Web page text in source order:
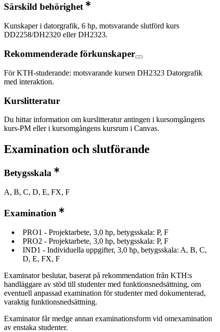
Särskild behörighet
Kunskaper i datorgrafik, 6 hp, motsvarande slutförd kurs
DD2258/DH2320 eller DH2323.
Rekommenderade förkunskaper
För KTH-studerande: motsvarande kursen DH2323 Datorgrafik
med interaktion.
Kurslitteratur
Du hittar information om kurslitteratur antingen i kursomgångens
kurs-PM eller i kursomgångens kursrum i Canvas.
Examination och slutförande
Betygsskala
A, B, C, D, E, FX, F
Examination
PRO1 - Projektarbete, 3,0 hp, betygsskala: P, F
PRO2 - Projektarbete, 3,0 hp, betygsskala: P, F
IND1 - Individuella uppgifter, 3,0 hp, betygsskala: A, B, C,
D, E, FX, F
Examinator beslutar, baserat på rekommendation från KTH:s
handläggare av stöd till studenter med funktionsnedsättning, om
eventuell anpassad examination för studenter med dokumenterad,
varaktig funktionsnedsättning.
Examinator får medge annan examinationsform vid omexamination
av enstaka studenter.